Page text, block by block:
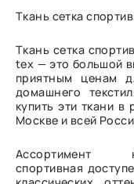
Ткань сетка
Ткань сетка
tex — это большой
приятным ценам
домашнего
купить эти ткани
Москве и всей
Ассортимент
спортивная